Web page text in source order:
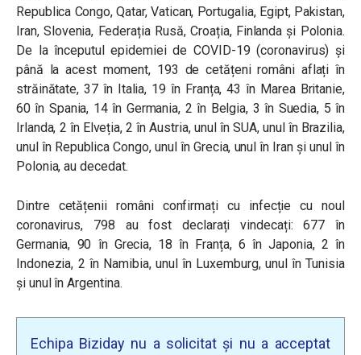
Republica Congo, Qatar, Vatican, Portugalia, Egipt, Pakistan,
Iran, Slovenia, Federația Rusă, Croația, Finlanda și Polonia.
De la începutul epidemiei de COVID-19 (coronavirus) și
până la acest moment, 193 de cetățeni români aflați în
străinătate, 37 în Italia, 19 în Franța, 43 în Marea Britanie,
60 în Spania, 14 în Germania, 2 în Belgia, 3 în Suedia, 5 în
Irlanda, 2 în Elveția, 2 în Austria, unul în SUA, unul în Brazilia,
unul în Republica Congo, unul în Grecia, unul în Iran și unul în
Polonia, au decedat.
Dintre cetățenii români confirmați cu infecție cu noul
coronavirus, 798 au fost declarați vindecați: 677 în
Germania, 90 în Grecia, 18 în Franța, 6 în Japonia, 2 în
Indonezia, 2 în Namibia, unul în Luxemburg, unul în Tunisia
și unul în Argentina.
Echipa Biziday nu a solicitat și nu a acceptat